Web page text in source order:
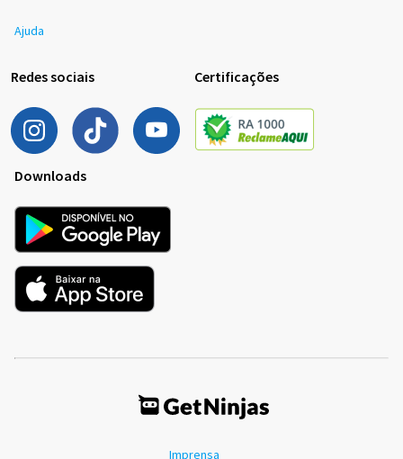
Ajuda
Redes sociais Certificações
Downloads
Imprensa